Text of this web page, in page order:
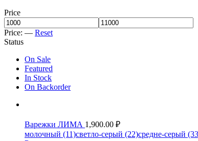
Price
Price: — Reset
Status
On Sale
Featured
In Stock
On Backorder
Варежки ЛИМА 1,900.00 ₽
молочный (11)светло-серый (22)средне-серый